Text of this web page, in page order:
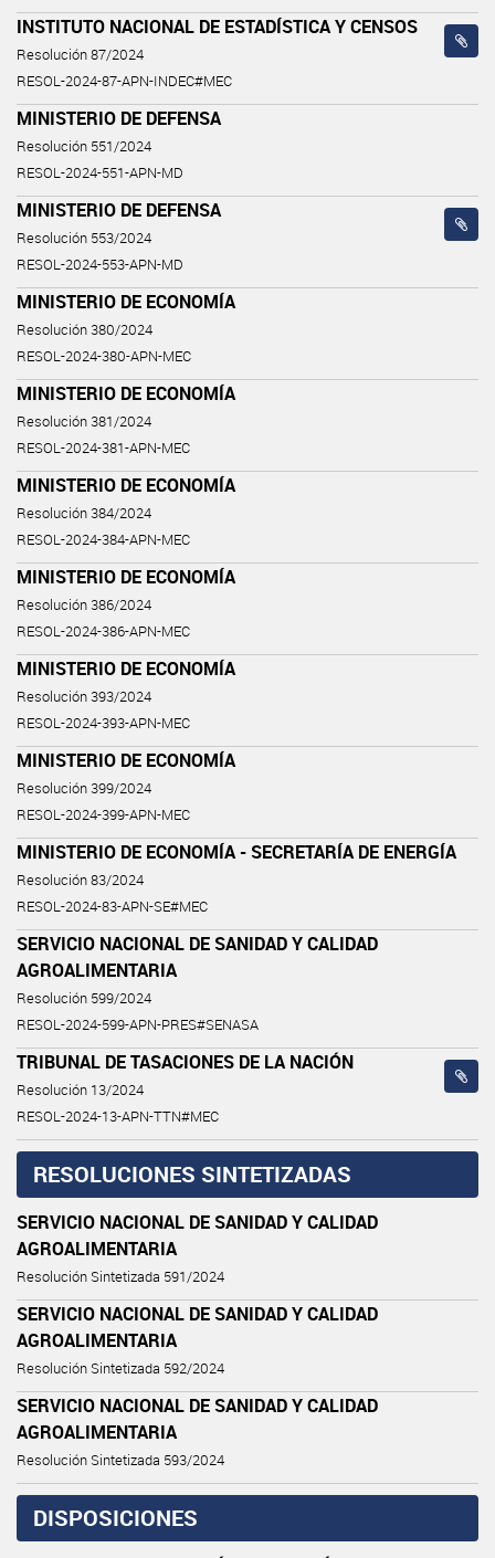
INSTITUTO NACIONAL DE ESTADÍSTICA Y CENSOS
Resolución 87/2024
RESOL-2024-87-APN-INDEC#MEC
MINISTERIO DE DEFENSA
Resolución 551/2024
RESOL-2024-551-APN-MD
MINISTERIO DE DEFENSA
Resolución 553/2024
RESOL-2024-553-APN-MD
MINISTERIO DE ECONOMÍA
Resolución 380/2024
RESOL-2024-380-APN-MEC
MINISTERIO DE ECONOMÍA
Resolución 381/2024
RESOL-2024-381-APN-MEC
MINISTERIO DE ECONOMÍA
Resolución 384/2024
RESOL-2024-384-APN-MEC
MINISTERIO DE ECONOMÍA
Resolución 386/2024
RESOL-2024-386-APN-MEC
MINISTERIO DE ECONOMÍA
Resolución 393/2024
RESOL-2024-393-APN-MEC
MINISTERIO DE ECONOMÍA
Resolución 399/2024
RESOL-2024-399-APN-MEC
MINISTERIO DE ECONOMÍA - SECRETARÍA DE ENERGÍA
Resolución 83/2024
RESOL-2024-83-APN-SE#MEC
SERVICIO NACIONAL DE SANIDAD Y CALIDAD
AGROALIMENTARIA
Resolución 599/2024
RESOL-2024-599-APN-PRES#SENASA
TRIBUNAL DE TASACIONES DE LA NACIÓN
Resolución 13/2024
RESOL-2024-13-APN-TTN#MEC
RESOLUCIONES SINTETIZADAS
SERVICIO NACIONAL DE SANIDAD Y CALIDAD
AGROALIMENTARIA
Resolución Sintetizada 591/2024
SERVICIO NACIONAL DE SANIDAD Y CALIDAD
AGROALIMENTARIA
Resolución Sintetizada 592/2024
SERVICIO NACIONAL DE SANIDAD Y CALIDAD
AGROALIMENTARIA
Resolución Sintetizada 593/2024
DISPOSICIONES